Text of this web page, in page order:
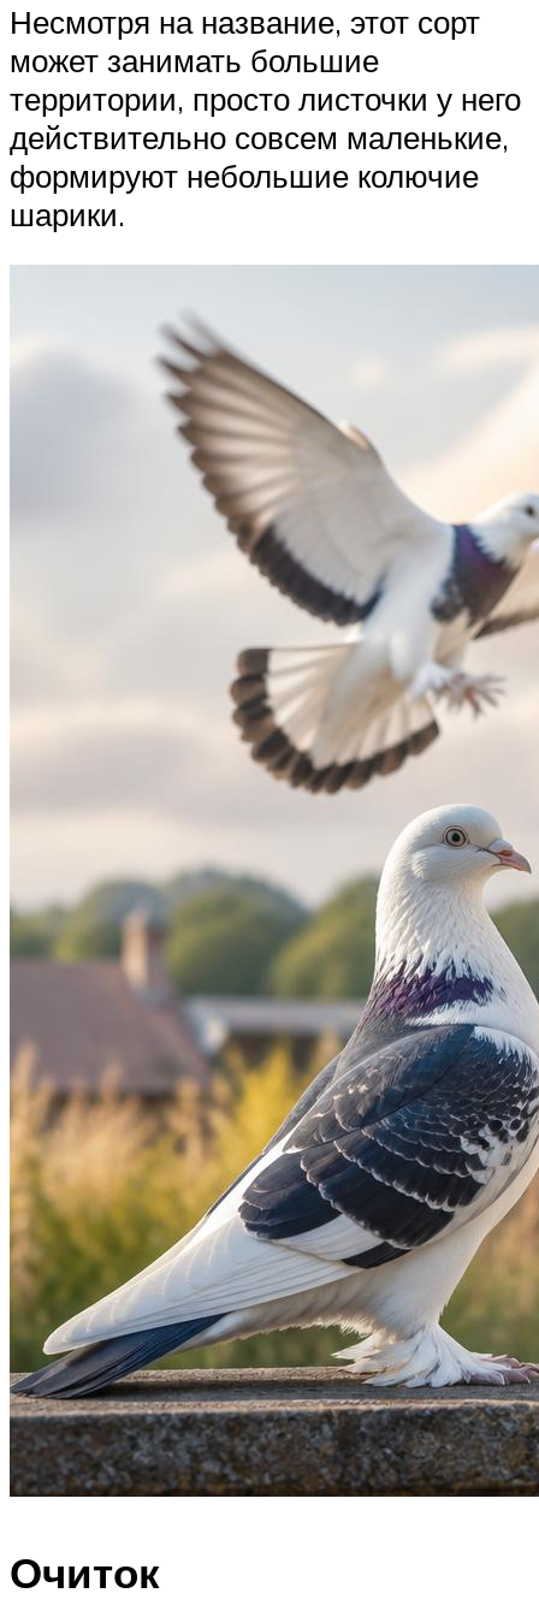
Несмотря на название, этот сорт
может занимать большие
территории, просто листочки у него
действительно совсем маленькие,
формируют небольшие колючие
шарики.
Очиток